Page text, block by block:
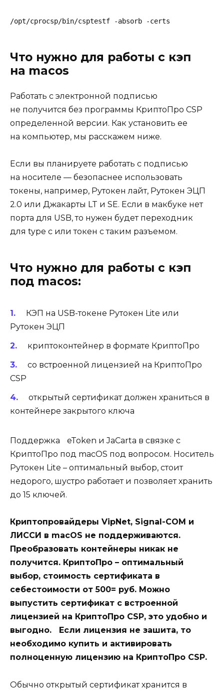
/opt/cprocsp/bin/csptestf -absorb -certs
Что нужно для работы с кэп
на macos
Работать с электронной подписью
не получится без программы КриптоПро CSP
определенной версии. Как установить ее
на компьютер, мы расскажем ниже.
Если вы планируете работать с подписью
на носителе — безопаснее использовать
токены, например, Рутокен лайт, Рутокен ЭЦП
2.0 или Джакарты LT и SE. Если в макбуке нет
порта для USB, то нужен будет переходник
для type c или токен с таким разъемом.
Что нужно для работы с кэп
под macos:
КЭП на USB-токене Рутокен Lite или
Рутокен ЭЦП
криптоконтейнер в формате КриптоПро
со встроеннойлицензией на КриптоПро
CSP
открытый сертификат должен храниться в
контейнере закрытого ключа
Поддержка eToken и JaCarta в связке с
КриптоПро под macOS под вопросом. Носитель
Рутокен Lite – оптимальный выбор, стоит
недорого, шустро работает и позволяет хранить
до 15 ключей.
Криптопровайдеры VipNet, Signal-COM и
ЛИССИ в macOS не поддерживаются.
Преобразовать контейнеры никак не
получится. КриптоПро – оптимальный
выбор, стоимость сертификата в
себестоимости от 500= руб. Можно
выпустить сертификат с встроенной
лицензией на КриптоПро CSP, это удобно и
выгодно. Если лицензия не зашита, то
необходимо купить и активировать
полноценную лицензию на КриптоПро CSP.
Обычно открытый сертификат хранится в